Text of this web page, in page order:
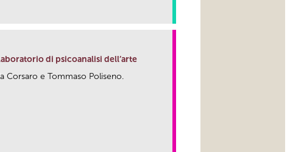
di psicoanalisi dell’arte
Corsaro e Tommaso Poliseno.